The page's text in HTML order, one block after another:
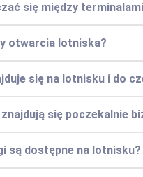
się między
otwarcia lotniska?
się na lotnisku i do
się poczekalnie
są dostępne na lotnisku?